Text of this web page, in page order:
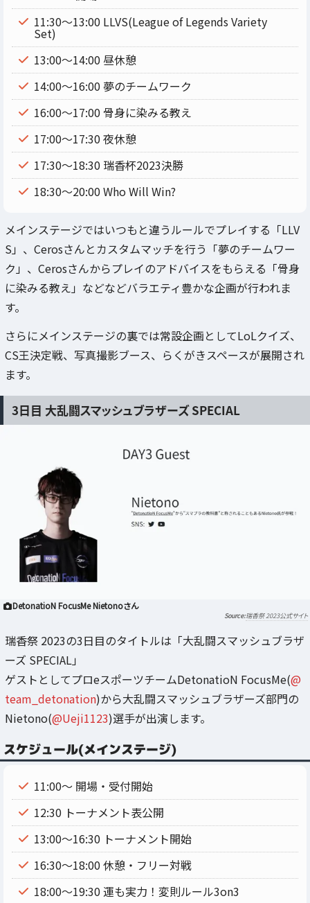
11:30～13:00 LLVS(League of Legends Variety
Set)
13:00～14:00 昼休憩
14:00～16:00 夢のチームワーク
16:00～17:00 骨身に染みる教え
17:00～17:30 夜休憩
17:30～18:30 瑞香杯2023決勝
18:30～20:00 Who Will Win?
メインステージではいつもと違うルールでプレイする「LLV
S」、Cerosさんとカスタムマッチを行う「夢のチームワー
ク」、Cerosさんからプレイのアドバイスをもらえる「骨身
に染みる教え」などなどバラエティ豊かな企画が行われま
す。
さらにメインステージの裏では常設企画としてLoLクイズ、
CS王決定戦、写真撮影ブース、らくがきスペースが展開され
ます。
3日目 大乱闘スマッシュブラザーズ SPECIAL
DetonatioN FocusMe Nietonoさん
瑞香祭 2023公式サイト
瑞香祭 2023の3日目のタイトルは「大乱闘スマッシュブラザ
ーズ SPECIAL」
ゲストとしてプロeスポーツチームDetonatioN FocusMe(@
team_detonation)から大乱闘スマッシュブラザーズ部門の
Nietono(@Ueji1123)選手が出演します。
スケジュール(メインステージ)
11:00～ 開場・受付開始
12:30 トーナメント表公開
13:00～16:30 トーナメント開始
16:30～18:00 休憩・フリー対戦
18:00～19:30 運も実力！変則ルール3on3